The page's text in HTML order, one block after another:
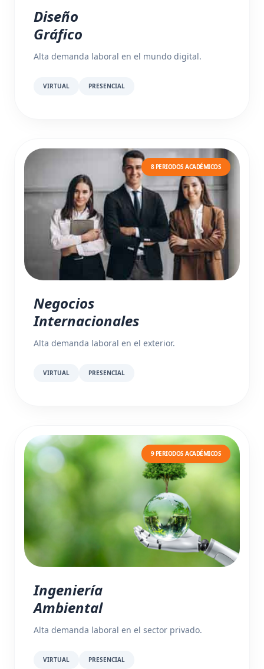
Diseño
Gráfico
Alta demanda laboral en el mundo digital.
VIRTUAL PRESENCIAL
8 PERIODOS ACADÉMICOS
Negocios
Internacionales
Alta demanda laboral en el exterior.
VIRTUAL PRESENCIAL
9 PERIODOS ACADÉMICOS
Ingeniería
Ambiental
Alta demanda laboral en el sector privado.
VIRTUAL PRESENCIAL